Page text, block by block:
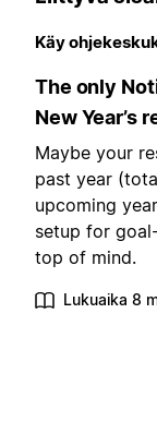
Käy
The only
New Year’s
Maybe your
past year
upcoming
setup for
top of mind.
Lukuaika 8